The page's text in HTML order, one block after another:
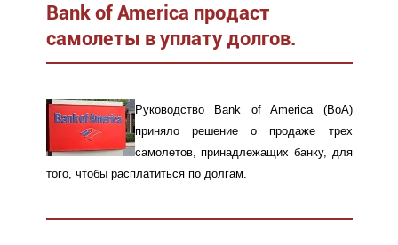
Bank of America продаст
самолеты в уплату долгов.
Руководство Bank of America (BoA)
приняло решение о продаже трех
самолетов, принадлежащих банку, для
того, чтобы расплатиться по долгам.